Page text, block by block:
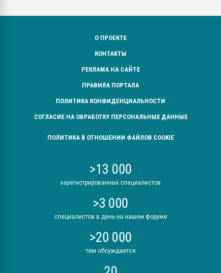
О ПРОЕКТЕ
КОНТАКТЫ
РЕКЛАМА НА САЙТЕ
ПРАВИЛА ПОРТАЛА
ПОЛИТИКА КОНФИДЕНЦИАЛЬНОСТИ
СОГЛАСИЕ НА ОБРАБОТКУ ПЕРСОНАЛЬНЫХ ДАННЫХ
ПОЛИТИКА В ОТНОШЕНИИ ФАЙЛОВ COOKIE
>13 000
зарегистрированных специалистов
>3 000
специалистов в день на нашем форуме
>20 000
тем обсуждается